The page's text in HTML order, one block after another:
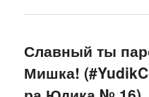
Славный ты
Мишка!